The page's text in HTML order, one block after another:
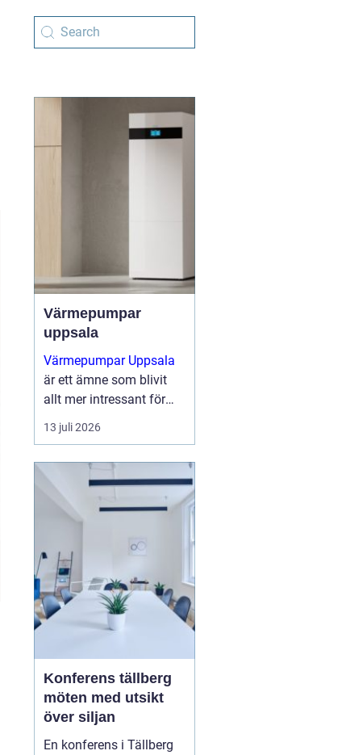
Värmepumpar
uppsala
Värmepumpar Uppsala
är ett ämne som blivit
allt mer intressant för
villaägare,
bostadsrättsföreningar
fastighetsägare som vill
sänka sina
energikostnader och
13 juli 2026
Konferens tällberg
möten med utsikt
över siljan
En konferens i Tällberg